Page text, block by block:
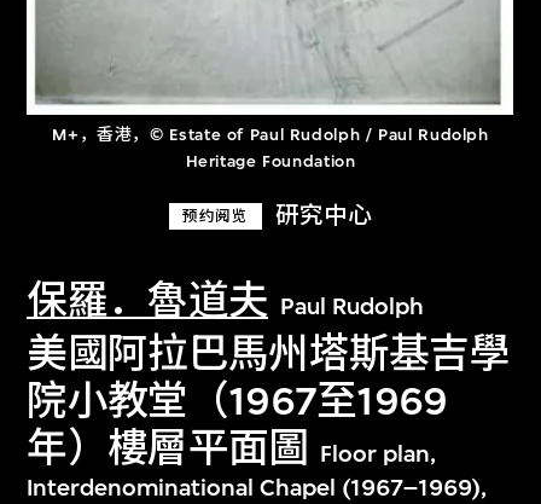
M+，香港，© Estate of Paul Rudolph / Paul Rudolph
Heritage Foundation
预约阅览 研究中心
保羅．魯道夫 Paul Rudolph
美國阿拉巴馬州塔斯基吉學
院小教堂（1967至1969
年）樓層平面圖
Floor plan,
Interdenominational Chapel (1967–1969),
探索世界顶级的二十及二十一世纪视觉
文化藏品。